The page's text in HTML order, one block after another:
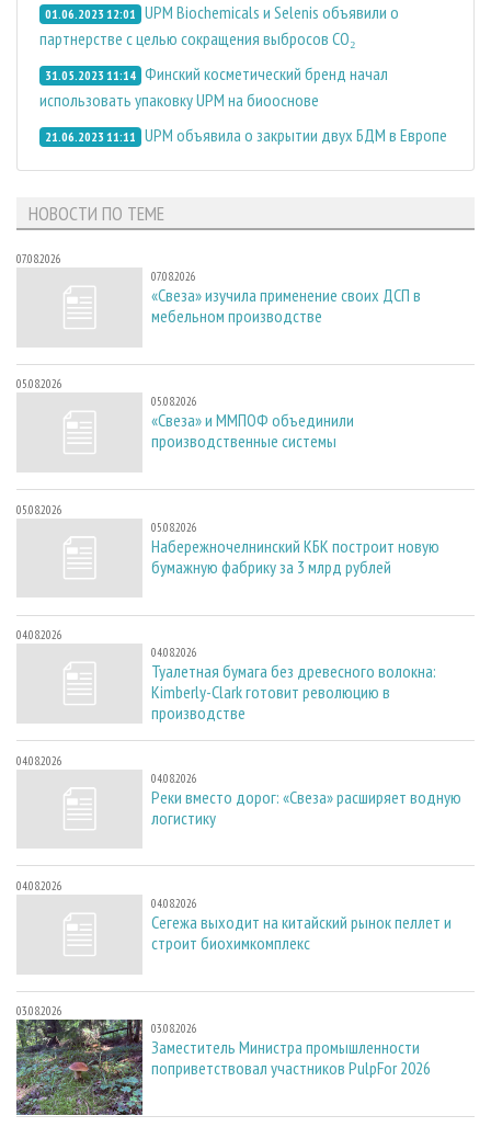
01.06.2023 12:01 UPM Biochemicals и Selenis объявили о
партнерстве с целью сокращения выбросов CO₂
31.05.2023 11:14 Финский косметический бренд начал
использовать упаковку UPM на биооснове
21.06.2023 11:11 UPM объявила о закрытии двух БДМ в Европе
НОВОСТИ ПО ТЕМЕ
07.08.2026
07.08.2026
«Свеза» изучила применение своих ДСП в
мебельном производстве
05.08.2026
05.08.2026
«Свеза» и ММПОФ объединили
производственные системы
05.08.2026
05.08.2026
Набережночелнинский КБК построит новую
бумажную фабрику за 3 млрд рублей
04.08.2026
04.08.2026
Туалетная бумага без древесного волокна:
Kimberly-Clark готовит революцию в
производстве
04.08.2026
04.08.2026
Реки вместо дорог: «Свеза» расширяет водную
логистику
04.08.2026
04.08.2026
Сегежа выходит на китайский рынок пеллет и
строит биохимкомплекс
03.08.2026
03.08.2026
Заместитель Министра промышленности
поприветствовал участников PulpFor 2026